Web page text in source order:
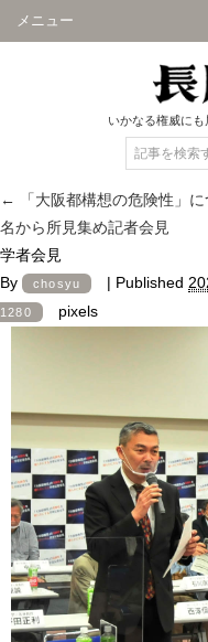
メニュー
いかなる権威に
←
「大阪都構想の危険性」
名から所見集め記者会見
学者会見
By
chosyu | Published
1280 pixels